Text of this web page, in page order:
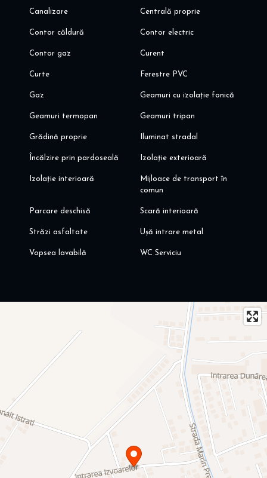
- acces rapid centura bucuresti, A0 si A3
Va invit sa programati o vizionare!
Pentru mai multe oferte, va astept aici: dinoiuimobiliare.ro
Canalizare Centrală proprie
Contor căldură Contor electric
Contor gaz Curent
Curte Ferestre PVC
Gaz Geamuri cu izolație fonică
Geamuri termopan Geamuri tripan
Grădină proprie Iluminat stradal
Încălzire prin pardoseală Izolație exterioară
Izolație interioară
Mijloace de transport în
comun
Parcare deschisă Scară interioară
Străzi asfaltate Ușă intrare metal
Vopsea lavabilă WC Serviciu